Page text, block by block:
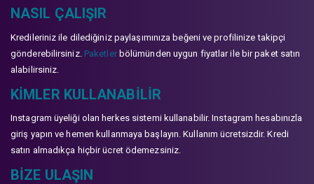
NASIL ÇALIŞIR
Kredileriniz ile dilediğiniz paylaşımınıza beğeni ve profilinize takipçi
gönderebilirsiniz. Paketlerbölümünden uygun fiyatlar ile bir paket satın
alabilirsiniz.
KIMLER KULLANABILIR
Instagram üyeliği olan herkes sistemi kullanabilir. Instagram hesabınızla
giriş yapın ve hemen kullanmaya başlayın. Kullanım ücretsizdir. Kredi
satın almadıkça hiçbir ücret ödemezsiniz.
BIZE ULAŞIN